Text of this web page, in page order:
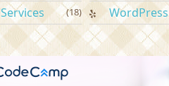
Services (18) WordPress